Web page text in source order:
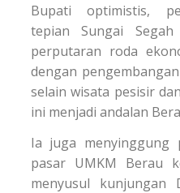
Bupati optimistis,
tepian Sungai
perputaran roda
dengan
selain wisata pesisir
ini menjadi andalan
Ia juga menyinggung
pasar UMKM Berau
menyusul kunjungan